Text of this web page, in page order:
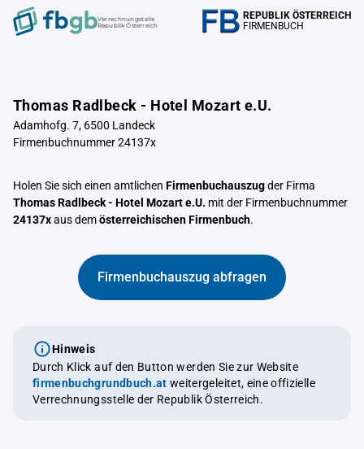
Verrechnungstelle
Republik Österreich
REPUBLIK ÖSTERREICH
FIRMENBUCH
Thomas Radlbeck - Hotel Mozart e.U.
Adamhofg. 7, 6500 Landeck
Firmenbuchnummer 24137x
Holen Sie sich einen amtlichen Firmenbuchauszugder Firma
Thomas Radlbeck - Hotel Mozart e.U. mit der Firmenbuchnummer
24137xaus demösterreichischen Firmenbuch.
Firmenbuchauszug abfragen
Hinweis
Durch Klick auf den Button werden Sie zur Website
firmenbuchgrundbuch.at weitergeleitet, eine offizielle
Verrechnungsstelle der Republik Österreich.